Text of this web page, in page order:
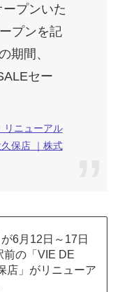
プンいた
プンを記
期間、
セー
リニューアル
保店 ｜株式
が6月12日～17日
前の「VIE DE
店」がリニューア